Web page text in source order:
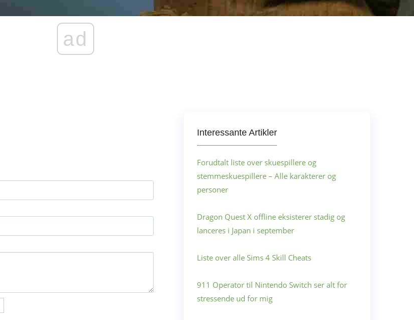
ad
Interessante Artikler
Forudtalt liste over skuespillere og
stemmeskuespillere – Alle karakterer og
personer
Dragon Quest X offline eksisterer stadig og
lanceres i Japan i september
Liste over alle Sims 4 Skill Cheats
911 Operator til Nintendo Switch ser alt for
stressende ud for mig